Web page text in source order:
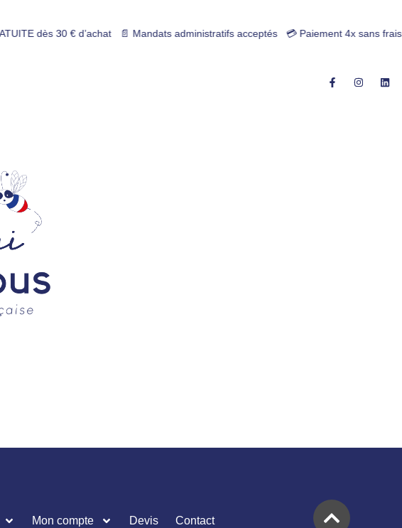
Mandats administratifs acceptés 💳 Paiement 4x sans frais | Fabrication Française |
Mon compte Devis Contact